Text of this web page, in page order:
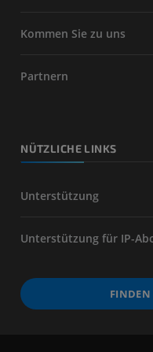
Kommen Sie zu uns
Partnern
NÜTZLICHE LINKS
Unterstützung
Unterstützung für IP-
FINDEN